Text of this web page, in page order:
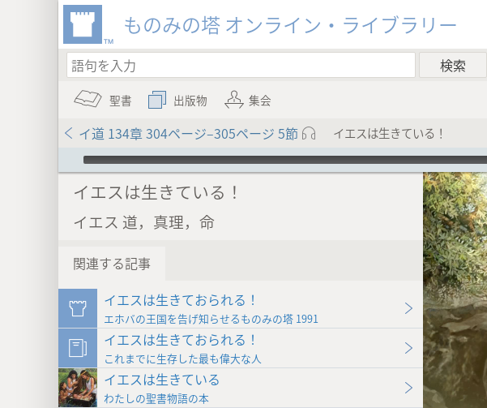
ものみの塔 オンライン・ライブラリー
聖書 出版物 集会
イ道 134章 304ページ–305ページ 5節 イエスは生きている！
Audio Player
イエスは生きている！
イエス 道，真理，命
関連する記事
イエスは生きておられる！
エホバの王国を告げ知らせるものみの塔 1991
イエスは生きておられる！
これまでに生存した最も偉大な人
イエスは生きている
わたしの聖書物語の本